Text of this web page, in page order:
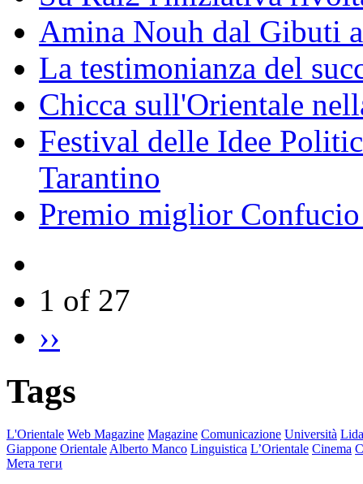
Amina Nouh dal Gibuti
La testimonianza del
Chicca sull'Orientale
Festival delle Idee
Tarantino
Premio miglior
1 of 27
››
Tags
L'Orientale Web Magazine Magazine Comunicazione Università
Giappone Orientale Alberto Manco Linguistica L’Orientale Cinema
Мета теги